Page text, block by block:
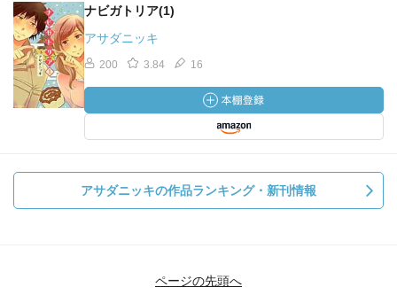
ナビガトリア(1)
アサダニッキ
200 3.84 16
アサダニッキの作品ランキング・新刊情報
ページの先頭へ